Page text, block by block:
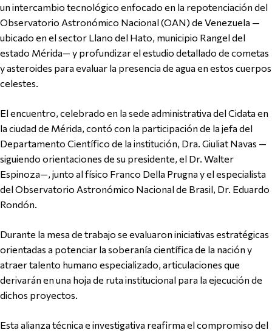
un intercambio tecnológico enfocado en la repotenciación del
Observatorio Astronómico Nacional (OAN) de Venezuela —
ubicado en el sector Llano del Hato, municipio Rangel del
estado Mérida— y profundizar el estudio detallado de cometas
y asteroides para evaluar la presencia de agua en estos cuerpos
celestes.
El encuentro, celebrado en la sede administrativa del Cidata en
la ciudad de Mérida, contó con la participación de la jefa del
Departamento Científico de la institución, Dra. Giuliat Navas —
siguiendo orientaciones de su presidente, el Dr. Walter
Espinoza—, junto al físico Franco Della Prugna y el especialista
del Observatorio Astronómico Nacional de Brasil, Dr. Eduardo
Rondón.
Durante la mesa de trabajo se evaluaron iniciativas estratégicas
orientadas a potenciar la soberanía científica de la nación y
atraer talento humano especializado, articulaciones que
derivarán en una hoja de ruta institucional para la ejecución de
dichos proyectos.
Esta alianza técnica e investigativa reafirma el compromiso del